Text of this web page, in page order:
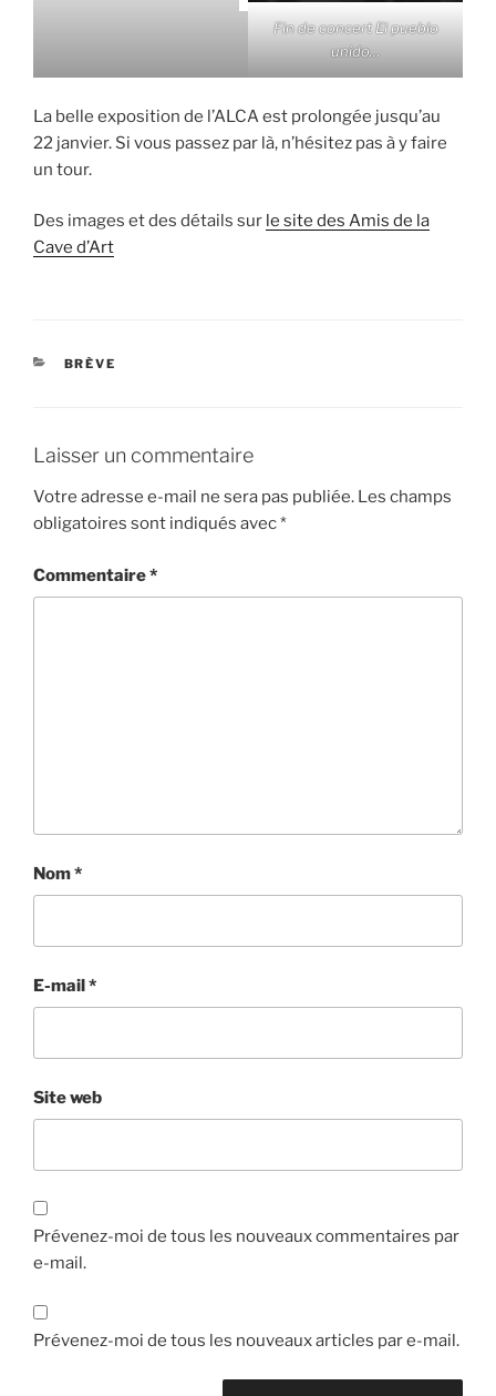
Fin de concert El pueblo
unido…
La belle exposition de l’ALCA est prolongée jusqu’au
22 janvier. Si vous passez par là, n’hésitez pas à y faire
un tour.
Des images et des détails sur le site des Amis de la
Cave d’Art
CATÉGORIES
BRÈVE
Laisser un commentaire
Votre adresse e-mail ne sera pas publiée. Les champs
obligatoires sont indiqués avec*
Commentaire*
Nom*
E-mail*
Site web
Prévenez-moi de tous les nouveaux commentaires par
e-mail.
Prévenez-moi de tous les nouveaux articles par e-mail.